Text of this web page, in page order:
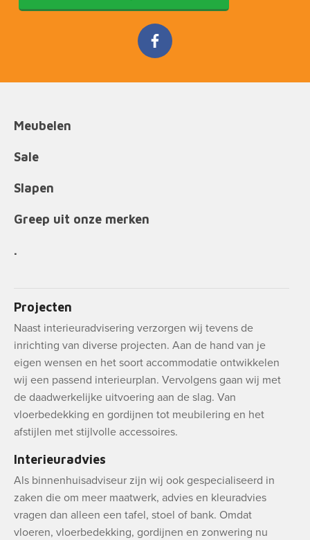
Meubelen
Sale
Slapen
Greep uit onze merken
.
Projecten
Naast interieuradvisering verzorgen wij tevens de
inrichting van diverse projecten. Aan de hand van je
eigen wensen en het soort accommodatie ontwikkelen
wij een passend interieurplan. Vervolgens gaan wij met
de daadwerkelijke uitvoering aan de slag. Van
vloerbedekking en gordijnen tot meubilering en het
afstijlen met stijlvolle accessoires.
Interieuradvies
Als binnenhuisadviseur zijn wij ook gespecialiseerd in
zaken die om meer maatwerk, advies en kleuradvies
vragen dan alleen een tafel, stoel of bank. Omdat
vloeren, vloerbedekking, gordijnen en zonwering nu